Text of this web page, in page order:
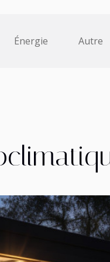
Énergie Autre